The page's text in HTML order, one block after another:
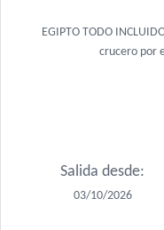
EGIPTO TODO
crucero por
Salida desde:
03/10/2026